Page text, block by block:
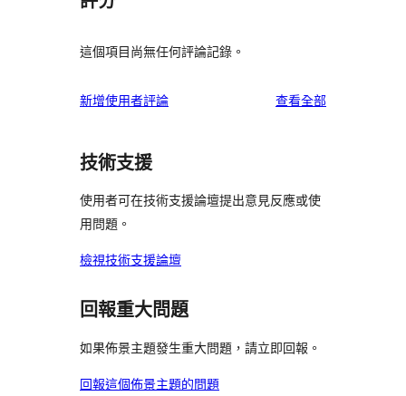
這個項目尚無任何評論記錄。
新增使用者評論 查看全部使
技術支援
使用者可在技術支援論壇提出意見反應或使
用問題。
檢視技術支援論壇
回報重大問題
如果佈景主題發生重大問題，請立即回報。
回報這個佈景主題的問題